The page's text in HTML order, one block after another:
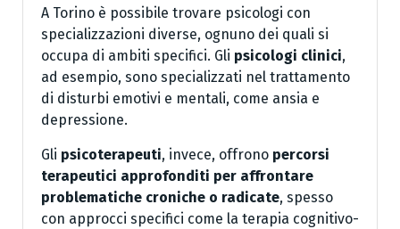
A Torino è possibile trovare psicologi con
specializzazioni diverse, ognuno dei quali si
occupa di ambiti specifici. Gli psicologi clinici,
ad esempio, sono specializzati nel trattamento
di disturbi emotivi e mentali, come ansia e
depressione.
Gli psicoterapeuti, invece, offrono percorsi
terapeutici approfonditi per affrontare
problematiche croniche o radicate, spesso
con approcci specifici come la terapia cognitivo-